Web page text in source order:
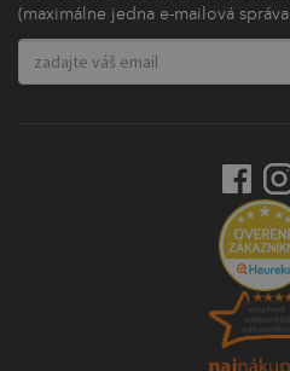
(maximálne jedna e-mailová